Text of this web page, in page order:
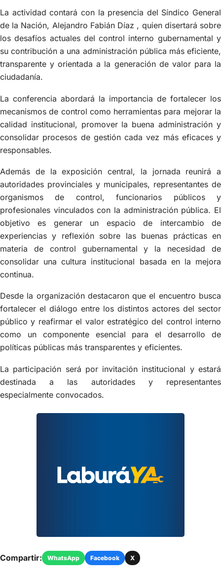
La actividad contará con la presencia del Síndico General
de la Nación, Alejandro Fabián Díaz , quien disertará sobre
los desafíos actuales del control interno gubernamental y
su contribución a una administración pública más eficiente,
transparente y orientada a la generación de valor para la
ciudadanía.
La conferencia abordará la importancia de fortalecer los
mecanismos de control como herramientas para mejorar la
calidad institucional, promover la buena administración y
consolidar procesos de gestión cada vez más eficaces y
responsables.
Además de la exposición central, la jornada reunirá a
autoridades provinciales y municipales, representantes de
organismos de control, funcionarios públicos y
profesionales vinculados con la administración pública. El
objetivo es generar un espacio de intercambio de
experiencias y reflexión sobre las buenas prácticas en
materia de control gubernamental y la necesidad de
consolidar una cultura institucional basada en la mejora
continua.
Desde la organización destacaron que el encuentro busca
fortalecer el diálogo entre los distintos actores del sector
público y reafirmar el valor estratégico del control interno
como un componente esencial para el desarrollo de
políticas públicas más transparentes y eficientes.
La participación será por invitación institucional y estará
destinada a las autoridades y representantes
especialmente convocados.
Compartir: WhatsApp Facebook X